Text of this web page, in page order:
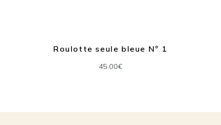
Roulotte seule bleue N° 1
45.00€